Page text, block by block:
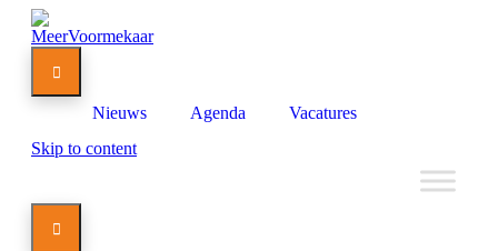

Nieuws Agenda
Vacatures
Skip to content
